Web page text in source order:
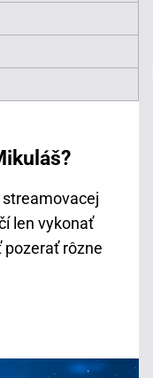
streamovacej
len vykonať
pozerať rôzne